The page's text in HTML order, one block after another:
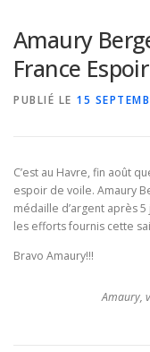
PLANNING DES
Amaury
France
PUBLIÉ LE 15
C’est au Havre, fin août
espoir de voile. Amaury
médaille d’argent après
les efforts fournis cette
Bravo Amaury!!!
Amaury,